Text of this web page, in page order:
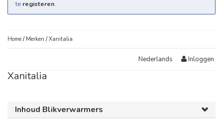
te registeren.
Home / Merken /Xanitalia
Nederlands Inloggen
Xanitalia
Inhoud Blikverwarmers